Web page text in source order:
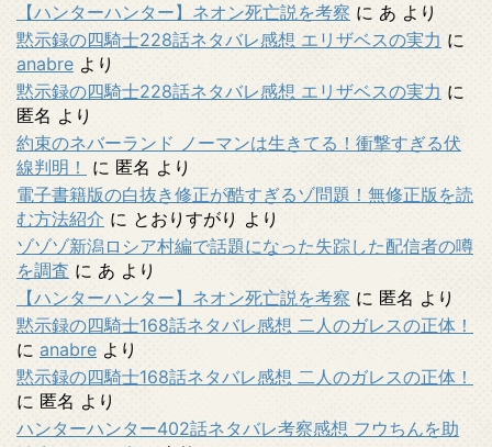
【ハンターハンター】ネオン死亡説を考察 に あ より
黙示録の四騎士228話ネタバレ感想 エリザベスの実力 に
anabre より
黙示録の四騎士228話ネタバレ感想 エリザベスの実力 に
匿名 より
約束のネバーランド ノーマンは生きてる！衝撃すぎる伏
線判明！
に 匿名 より
電子書籍版の白抜き修正が酷すぎるゾ問題！無修正版を読
む方法紹介 に とおりすがり より
ゾゾゾ新潟ロシア村編で話題になった失踪した配信者の噂
を調査 に あ より
【ハンターハンター】ネオン死亡説を考察 に 匿名 より
黙示録の四騎士168話ネタバレ感想 二人のガレスの正体！
に anabre より
黙示録の四騎士168話ネタバレ感想 二人のガレスの正体！
に 匿名 より
ハンターハンター402話ネタバレ考察感想 フウちんを助